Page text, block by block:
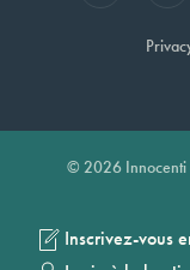
© 2026 Innocenti
Inscrivez-vous